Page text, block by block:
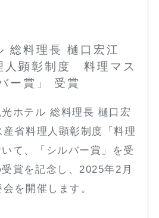
総料理長 樋口宏江
人顕彰制度 料理マス
ー賞」 受賞
ホテル 総料理長 樋口宏
省料理人顕彰制度「料理
て、「シルバー賞」を受
賞を記念し、2025年2月
を開催します。